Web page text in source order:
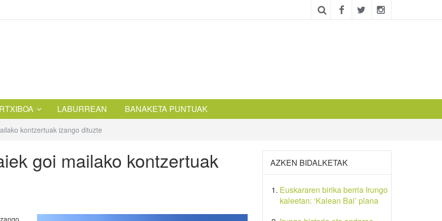
LABURREAN BANAKETA PUNTUAK
kontzertuak izango dituzte
goi mailako kontzertuak AZKEN BIDALKETAK
Euskararen birika berria Irungo
kaleetan: ‘Kalean Bai’ plana